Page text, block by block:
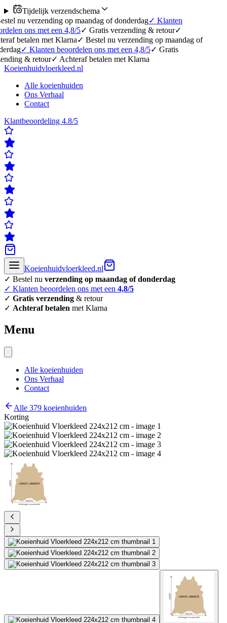
Tijdelijk verzendschema
op maandag of donderdag✓Klanten
met een 4,8/5✓Gratis verzending & retour✓
met Klarna✓Bestel nu verzending op maandag of
beoordelen ons met een 4,8/5✓Gratis
✓Achteraf betalen met Klarna
Koeienhuidvloerkleed.nl
Alle koeienhuiden
Ons Verhaal
Contact
Klantbeoordeling 4.8/5
Koeienhuidvloerkleed.nl
✓ Bestel nu verzending op maandag of donderdag
✓ Klanten beoordelen ons met een 4,8/5
✓ Gratis verzending & retour
✓ Achteraf betalen met Klarna
Menu
Alle koeienhuiden
Ons Verhaal
Contact
Alle 379 koeienhuiden
Korting